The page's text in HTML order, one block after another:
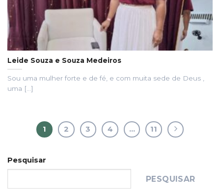
Leide Souza e Souza Medeiros
Sou uma mulher forte e de fé, e com muita sede de Deus ,
uma [...]
1 2 3 4 … 11
Pesquisar
PESQUISAR